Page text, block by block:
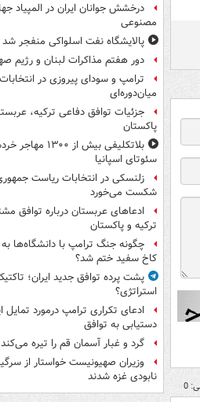
0
درخشش جوانان ایران در المپیاد
مصنوعی
پالایشگاه نفت اسلواکی منفجر شد
دور هفتم مذاکرات لبنان و رژیم
ترامپ و سودای پیروزی در انتخابات
میان‌دوره‌ای
جزئیات توافق دفاعی ترکیه،
پاکستان
بلاتکلیفی بیش از
سئوتای اسپانیا
زلنسکی در انتخابات ریاست
شکست می‌خورد
ادعاهای عربستان درباره توافق
ترکیه و پاکستان
چگونه جنگ ترامپ با دانشگاه‌ها
کاخ سفید ختم شد؟
پشت پرده توافق جدید ایران؛
استراتژی؟
ادعای تکراری ترامپ درمورد تمایل
دستیابی به توافق
گرد و غبار آسمان قم را تیره می‌کند
وزیران صهیونیست خواستار از
نابودی غزه شدند